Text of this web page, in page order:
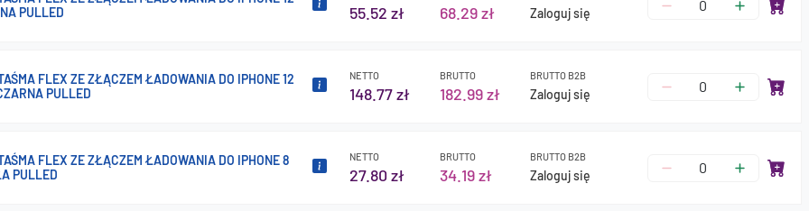
PULLED
55.52 zł 68.29 zł Zaloguj się
FLEX ZE ZŁĄCZEM ŁADOWANIA DO IPHONE 12
PULLED
NETTO
148.77 zł
BRUTTO
182.99 zł
BRUTTO B2B
Zaloguj się
FLEX ZE ZŁĄCZEM ŁADOWANIA DO IPHONE 8
PULLED
NETTO
27.80 zł
BRUTTO
34.19 zł
BRUTTO B2B
Zaloguj się